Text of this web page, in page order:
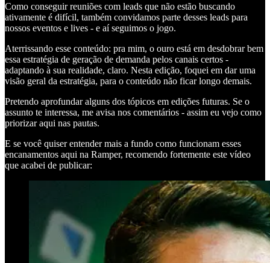
Como conseguir reuniões com leads que não estão buscando
ativamente é difícil, também convidamos parte desses leads para
nossos eventos e lives - e aí seguimos o jogo.
Aterrissando esse conteúdo: pra mim, o ouro está em desdobrar bem
essa estratégia de geração de demanda pelos canais certos -
adaptando à sua realidade, claro. Nesta edição, foquei em dar uma
visão geral da estratégia, para o conteúdo não ficar longo demais.
Pretendo aprofundar alguns dos tópicos em edições futuras. Se o
assunto te interessa, me avisa nos comentários - assim eu vejo como
priorizar aqui nas pautas.
E se você quiser entender mais a fundo como funcionam esses
encanamentos aqui na Ramper, recomendo fortemente este vídeo
que acabei de publicar: